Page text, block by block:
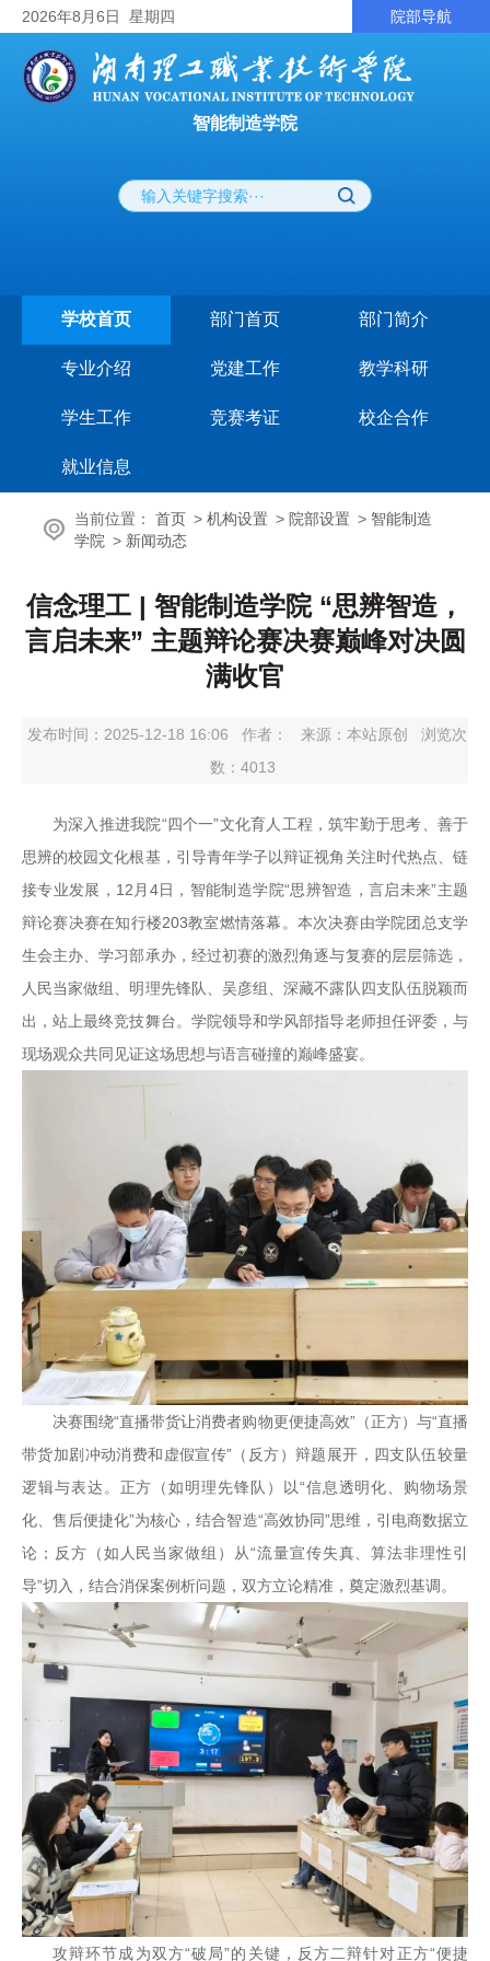
2026年8月6日 星期四 院部导航
智能制造学院
学校首页 部门首页 部门简介
专业介绍 党建工作 教学科研
学生工作 竞赛考证 校企合作
就业信息
当前位置： 首页 > 机构设置 > 院部设置 > 智能制造
学院 > 新闻动态
信念理工 | 智能制造学院 “思辨智造，
言启未来” 主题辩论赛决赛巅峰对决圆
满收官
发布时间：2025-12-18 16:06 作者： 来源：本站原创
浏览次
数： 4013
为深入推进我院“四个一”文化育人工程，筑牢勤于思考、善于
思辨的校园文化根基，引导青年学子以辩证视角关注时代热点、链
接专业发展，12月4日，智能制造学院“思辨智造，言启未来”主题
辩论赛决赛在知行楼203教室燃情落幕。本次决赛由学院团总支学
生会主办、学习部承办，经过初赛的激烈角逐与复赛的层层筛选，
人民当家做组、明理先锋队、吴彦组、深藏不露队四支队伍脱颖而
出，站上最终竞技舞台。学院领导和学风部指导老师担任评委，与
现场观众共同见证这场思想与语言碰撞的巅峰盛宴。
决赛围绕“直播带货让消费者购物更便捷高效”（正方）与“直播
带货加剧冲动消费和虚假宣传”（反方）辩题展开，四支队伍较量
逻辑与表达。正方（如明理先锋队）以“信息透明化、购物场景
化、售后便捷化”为核心，结合智造“高效协同”思维，引电商数据立
论；反方（如人民当家做组）从“流量宣传失真、算法非理性引
导”切入，结合消保案例析问题，双方立论精准，奠定激烈基调。
攻辩环节成为双方“破局”的关键，反方二辩针对正方“便捷